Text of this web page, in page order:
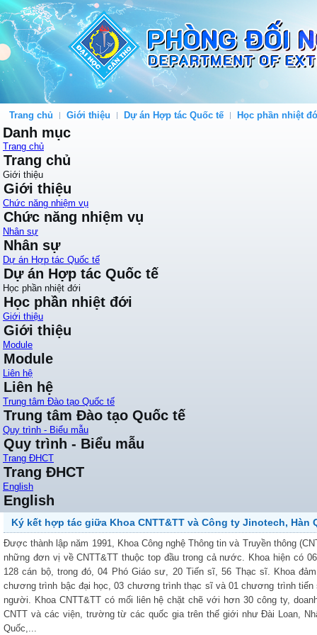
Trang chủ Giới thiệu Dự án Hợp tác Quốc tế Học phần nhiệt
Danh mục
Trang chủ
Trang chủ
Giới thiệu
Giới thiệu
Chức năng nhiệm vụ
Chức năng nhiệm vụ
Nhân sự
Nhân sự
Dự án Hợp tác Quốc tế
Dự án Hợp tác Quốc tế
Học phần nhiệt đới
Học phần nhiệt đới
Giới thiệu
Giới thiệu
Module
Module
Liên hệ
Liên hệ
Trung tâm Đào tạo Quốc tế
Trung tâm Đào tạo Quốc tế
Quy trình - Biểu mẫu
Quy trình - Biểu mẫu
Trang ĐHCT
Trang ĐHCT
English
English
Ký kết hợp tác giữa Khoa CNTT&TT và Công ty Jinotech, Hàn
Được thành lập năm 1991, Khoa Công nghệ Thông tin và Truyền thông
những đơn vị về CNTT&TT thuộc top đầu trong cả nước. Khoa hiện có
128 cán bộ, trong đó, 04 Phó Giáo sư, 20 Tiến sĩ, 56 Thạc sĩ. Khoa
chương trình bậc đại học, 03 chương trình thạc sĩ và 01 chương trình
người. Khoa CNTT&TT có mối liên hệ chặt chẽ với hơn 30 công ty,
CNTT và các viện, trường từ các quốc gia trên thế giới như Đài Loan,
Quốc,...